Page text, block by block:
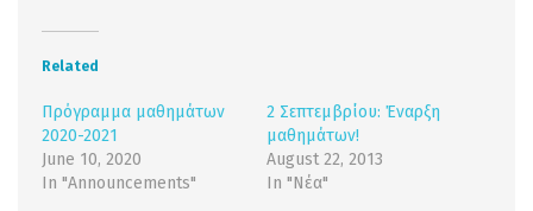
(Opens
new
window)
Related
Πρόγραμμα μαθημάτων
2020-2021
June 10, 2020
In "Announcements"
2 Σεπτεμβρίου: Έναρξη
μαθημάτων!
August 22, 2013
In "Νέα"